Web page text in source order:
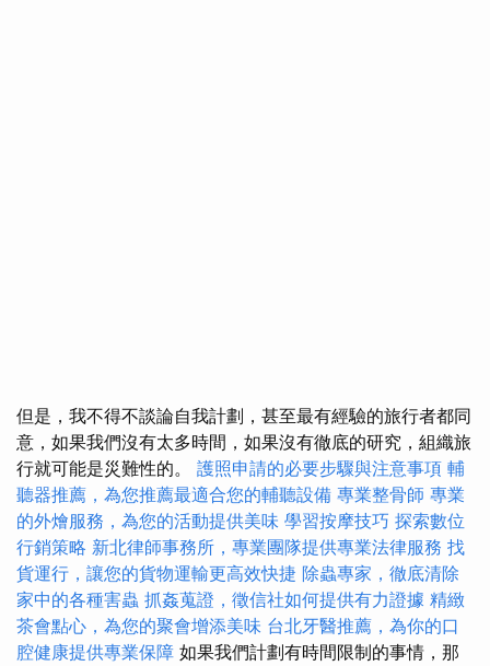
但是，我不得不談論自我計劃，甚至最有經驗的旅行者都同
意，如果我們沒有太多時間，如果沒有徹底的研究，組織旅
行就可能是災難性的。 護照申請的必要步驟與注意事項 輔
聽器推薦，為您推薦最適合您的輔聽設備 專業整骨師 專業
的外燴服務，為您的活動提供美味 學習按摩技巧 探索數位
行銷策略 新北律師事務所，專業團隊提供專業法律服務 找
貨運行，讓您的貨物運輸更高效快捷 除蟲專家，徹底清除
家中的各種害蟲 抓姦蒐證，徵信社如何提供有力證據 精緻
茶會點心，為您的聚會增添美味 台北牙醫推薦，為你的口
腔健康提供專業保障 如果我們計劃有時間限制的事情，那